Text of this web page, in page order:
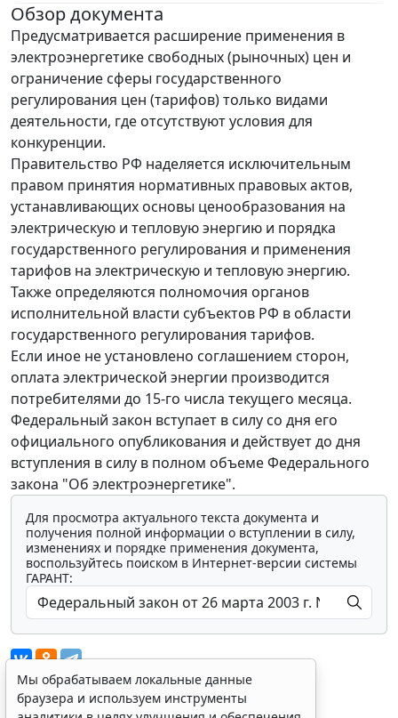
Обзор документа
Предусматривается расширение применения в
электроэнергетике свободных (рыночных) цен и
ограничение сферы государственного
регулирования цен (тарифов) только видами
деятельности, где отсутствуют условия для
конкуренции.
Правительство РФ наделяется исключительным
правом принятия нормативных правовых актов,
устанавливающих основы ценообразования на
электрическую и тепловую энергию и порядка
государственного регулирования и применения
тарифов на электрическую и тепловую энергию.
Также определяются полномочия органов
исполнительной власти субъектов РФ в области
государственного регулирования тарифов.
Если иное не установлено соглашением сторон,
оплата электрической энергии производится
потребителями до 15-го числа текущего месяца.
Федеральный закон вступает в силу со дня его
официального опубликования и действует до дня
вступления в силу в полном объеме Федерального
закона "Об электроэнергетике".
Для просмотра актуального текста документа и
получения полной информации о вступлении в силу,
изменениях и порядке применения документа,
воспользуйтесь поиском в Интернет-версии системы
ГАРАНТ:
Мы обрабатываем локальные данные
браузера и используем инструменты